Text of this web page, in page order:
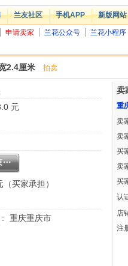
兰友社区 手机APP 新版网站
申请卖家 兰花公众号 兰花小程序
2.4厘米 拍卖
元
买家承担）
重庆重庆市
卖
重
卖
卖
买
卖
买
认
店
注